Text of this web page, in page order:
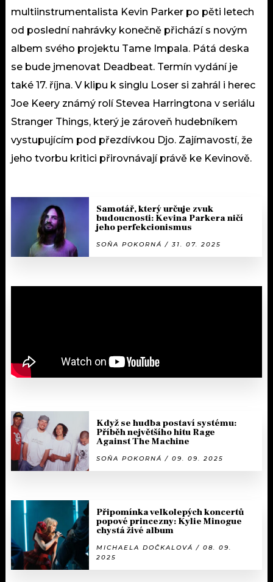
multiinstrumentalista Kevin Parker po pěti letech
od poslední nahrávky konečně přichází s novým
albem svého projektu Tame Impala. Pátá deska
se bude jmenovat Deadbeat. Termín vydání je
také 17. října. V klipu k singlu Loser si zahrál i herec
Joe Keery známý rolí Stevea Harringtona v seriálu
Stranger Things, který je zároveň hudebníkem
vystupujícím pod přezdívkou Djo. Zajímavostí, že
jeho tvorbu kritici přirovnávají právě ke Kevinově.
Samotář, který určuje zvuk
budoucnosti: Kevina Parkera ničí
jeho perfekcionismus
SOŇA POKORNÁ / 31. 07. 2025
Když se hudba postaví systému:
Příběh největšího hitu Rage
Against The Machine
SOŇA POKORNÁ / 09. 09. 2025
Připomínka velkolepých koncertů
popové princezny: Kylie Minogue
chystá živé album
MICHAELA DOČKALOVÁ / 08. 09.
2025